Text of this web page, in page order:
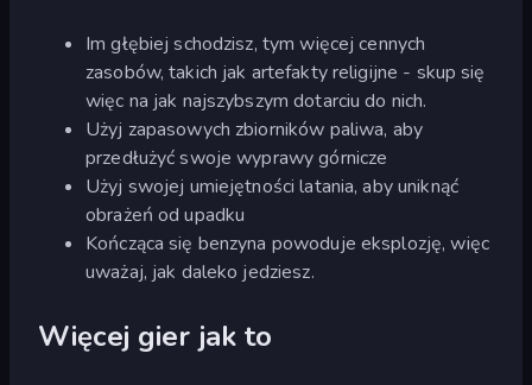
Im głębiej schodzisz, tym więcej cennych
zasobów, takich jak artefakty religijne - skup się
więc na jak najszybszym dotarciu do nich.
Użyj zapasowych zbiorników paliwa, aby
przedłużyć swoje wyprawy górnicze
Użyj swojej umiejętności latania, aby uniknąć
obrażeń od upadku
Kończąca się benzyna powoduje eksplozję, więc
uważaj, jak daleko jedziesz.
Więcej gier jak to